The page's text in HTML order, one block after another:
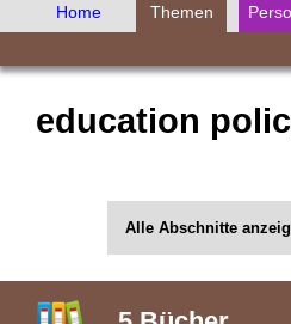
Home Themen
education
Alle Abschnitte